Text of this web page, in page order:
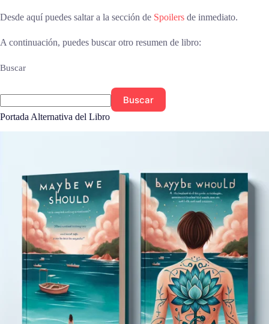
Desde aquí puedes saltar a la sección de Spoilers de inmediato.
A continuación, puedes buscar otro resumen de libro:
Buscar
Buscar
Portada Alternativa del Libro